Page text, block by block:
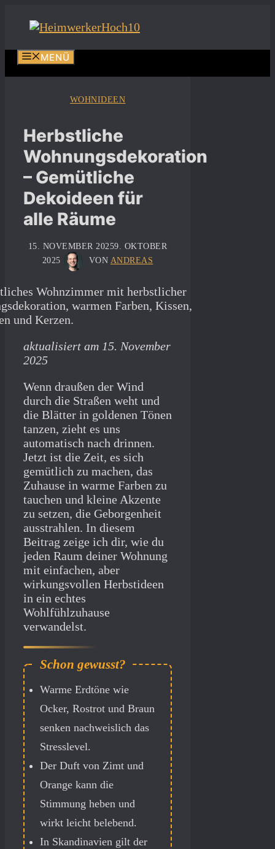
Inhalt
MENÜ
WOHNIDEEN
Herbstliche
Wohnungsdekoration
– Gemütliche
Dekoideen für
alle Räume
15. NOVEMBER 20259. OKTOBER
2025
VON ANDREAS
aktualisiert am 15. November
2025
Wenn draußen der Wind
durch die Straßen weht und
die Blätter in goldenen Tönen
tanzen, zieht es uns
automatisch nach drinnen.
Jetzt ist die Zeit, es sich
gemütlich zu machen, das
Zuhause in warme Farben zu
tauchen und kleine Akzente
zu setzen, die Geborgenheit
ausstrahlen. In diesem
Beitrag zeige ich dir, wie du
jeden Raum deiner Wohnung
mit einfachen, aber
wirkungsvollen Herbstideen
in ein echtes
Wohlfühlzuhause
verwandelst.
Warme Erdtöne wie
Ocker, Rostrot und Braun
senken nachweislich das
Stresslevel.
Der Duft von Zimt und
Orange kann die
Stimmung heben und
wirkt leicht belebend.
In Skandinavien gilt der